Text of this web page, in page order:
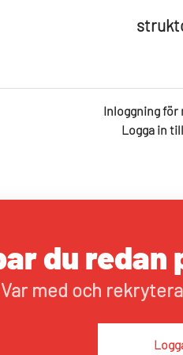
Inloggning för
Logga in
du redan
Var med och